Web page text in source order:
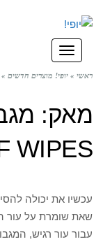
תפריט
ראשי » יופי! מוצרים חדשים »
WIPES
עכשיו את יכולה
שאת שומרת על עור
עבור עור רגיש,